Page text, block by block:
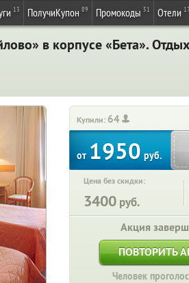
13 ПолучиКупон 89 Промокоды 51 Отели 17
в корпусе «Бета».
Купили: 64
от 1950 руб.
Цена без скидки:
3400 руб.
Акция
ПОВТОРИТЬ
Человек